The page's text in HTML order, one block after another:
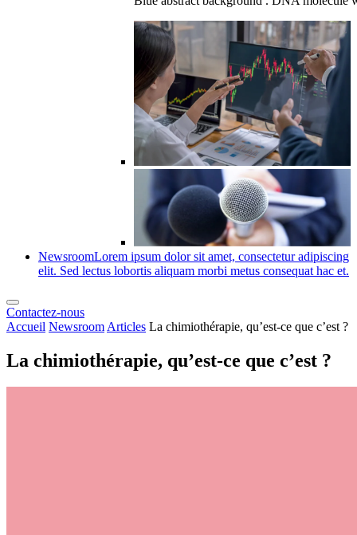
NewsroomLorem ipsum dolor sit amet, consectetur adipiscing
elit. Sed lectus lobortis aliquam morbi metus consequat hac et.
Contactez-nous
Accueil Newsroom Articles La chimiothérapie, qu’est-ce que c’est ?
La chimiothérapie, qu’est-ce que c’est ?